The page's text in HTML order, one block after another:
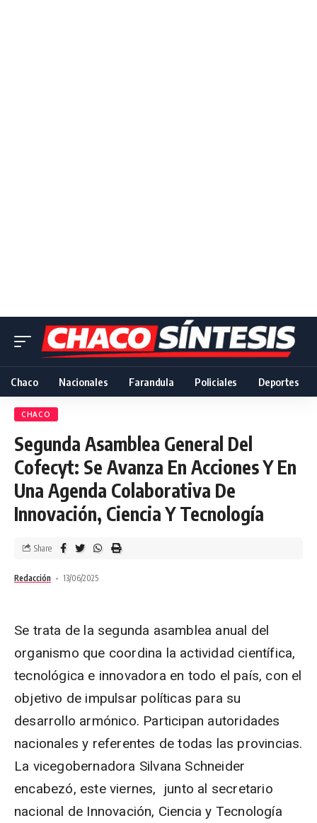
Chaco Nacionales Farandula Policiales Deportes
CHACO
Segunda Asamblea General Del
Cofecyt: Se Avanza En Acciones Y En
Una Agenda Colaborativa De
Innovación, Ciencia Y Tecnología
Redacción 13/06/2025
Share
Se trata de la segunda asamblea anual del
organismo que coordina la actividad científica,
tecnológica e innovadora en todo el país, con el
objetivo de impulsar políticas para su
desarrollo armónico. Participan autoridades
nacionales y referentes de todas las provincias.
La vicegobernadora Silvana Schneider
encabezó, este viernes, junto al secretario
nacional de Innovación, Ciencia y Tecnología